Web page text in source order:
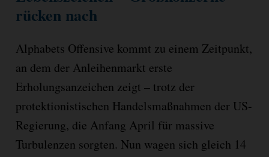
rücken nach
Alphabets Offensive kommt zu einem Zeitpunkt,
an dem der Anleihenmarkt erste
Erholungsanzeichen zeigt – trotz der
protektionistischen Handelsmaßnahmen der US-
Regierung, die Anfang April für massive
Turbulenzen sorgten. Nun wagen sich gleich 14